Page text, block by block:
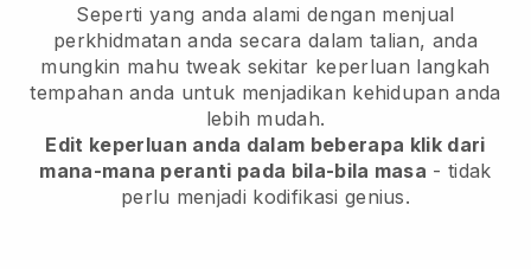
Seperti yang anda alami dengan menjual
perkhidmatan anda secara dalam talian, anda
mungkin mahu tweak sekitar keperluan langkah
tempahan anda untuk menjadikan kehidupan anda
lebih mudah.
Edit keperluan anda dalam beberapa klik dari
mana-mana peranti pada bila-bila masa - tidak
perlu menjadi kodifikasi genius.